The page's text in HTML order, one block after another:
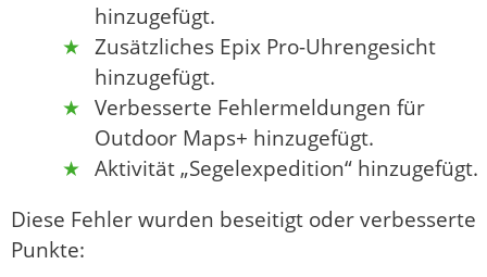
hinzugefügt.
Zusätzliches Epix Pro-Uhrengesicht
hinzugefügt.
Verbesserte Fehlermeldungen für
Outdoor Maps+ hinzugefügt.
Aktivität „Segelexpedition“ hinzugefügt.
Diese Fehler wurden beseitigt oder verbesserte
Punkte: